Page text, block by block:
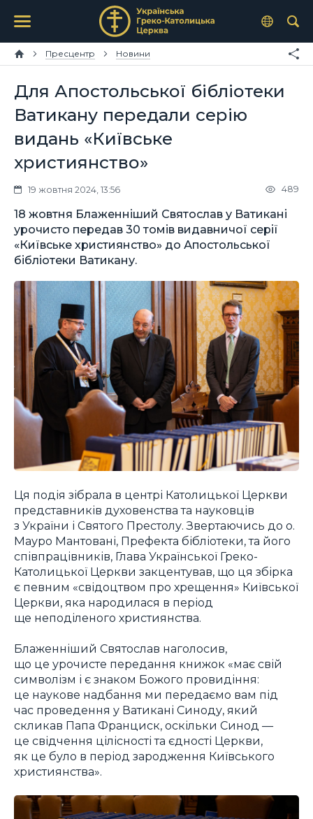
Пресцентр Новини
Для Апостольської бібліотеки
Ватикану передали серію
видань «Київське
християнство»
19 жовтня 2024, 13:56 489
18 жовтня Блаженніший Святослав у Ватикані
урочисто передав 30 томів видавничої серії
«Київське християнство» до Апостольської
бібліотеки Ватикану.
Ця подія зібрала в центрі Католицької Церкви
представників духовенства та науковців
з України і Святого Престолу. Звертаючись до о.
Мауро Мантовані, Префекта бібліотеки, та його
співпрацівників, Глава Української Греко-
Католицької Церкви закцентував, що ця збірка
є певним «свідоцтвом про хрещення» Київської
Церкви, яка народилася в період
ще неподіленого християнства.
Блаженніший Святослав наголосив,
що це урочисте передання книжок «має свій
символізм і є знаком Божого провидіння:
це наукове надбання ми передаємо вам під
час проведення у Ватикані Синоду, який
скликав Папа Франциск, оскільки Синод —
це свідчення цілісності та єдності Церкви,
як це було в період зародження Київського
християнства».